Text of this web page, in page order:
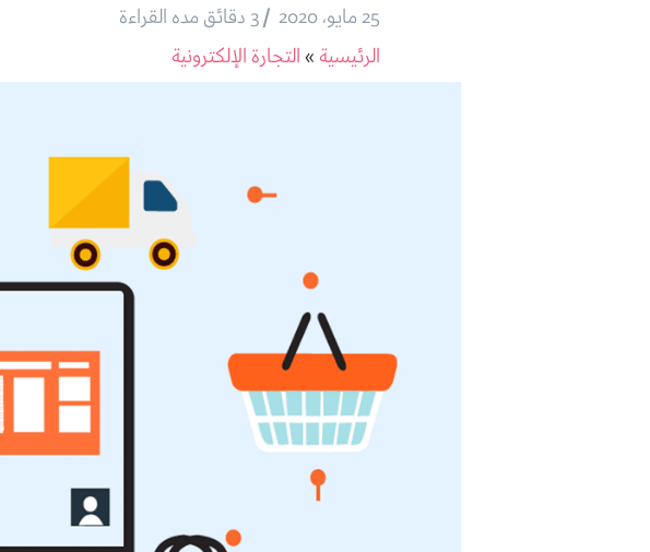
25 مايو، 2020 /3 دقائق مده القراءة
الرئيسية »التجارة الإلكترونية